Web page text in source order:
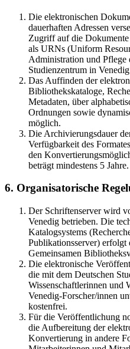
Die elektronischen
dauerhaften Adressen
Zugriff auf die
als URNs (Uniform
Administration und
Studienzentrum in
Das Auffinden der
Bibliothekskataloge,
Metadaten, über
Ordnungen sowie
möglich.
Die Archivierungsdauer
Verfügbarkeit des
den
beträgt mindestens 5 Jahre.
6. Organisatorische
Der Schriftenserver wird
Venedig betrieben. Die
Katalogsystems
Publikationsserver) erfolgt
Gemeinsamen
Die elektronische
die mit dem Deutschen
Wissenschaftlerinnen und
Venedig-Forscher/innen
kostenfrei.
Für die Veröffentlichung
die Aufbereitung der
Konvertierung in andere